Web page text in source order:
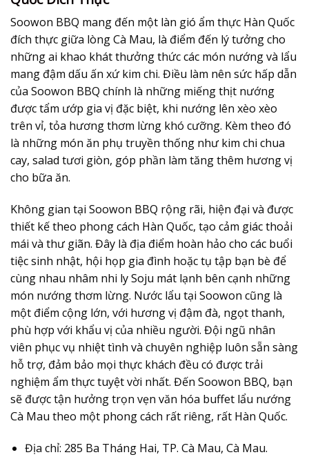
Soowon BBQ mang đến một làn gió ẩm thực Hàn Quốc
đích thực giữa lòng Cà Mau, là điểm đến lý tưởng cho
những ai khao khát thưởng thức các món nướng và lẩu
mang đậm dấu ấn xứ kim chi. Điều làm nên sức hấp dẫn
của Soowon BBQ chính là những miếng thịt nướng
được tẩm ướp gia vị đặc biệt, khi nướng lên xèo xèo
trên vỉ, tỏa hương thơm lừng khó cưỡng. Kèm theo đó
là những món ăn phụ truyền thống như kim chi chua
cay, salad tươi giòn, góp phần làm tăng thêm hương vị
cho bữa ăn.
Không gian tại Soowon BBQ rộng rãi, hiện đại và được
thiết kế theo phong cách Hàn Quốc, tạo cảm giác thoải
mái và thư giãn. Đây là địa điểm hoàn hảo cho các buổi
tiệc sinh nhật, hội họp gia đình hoặc tụ tập bạn bè để
cùng nhau nhâm nhi ly Soju mát lạnh bên cạnh những
món nướng thơm lừng. Nước lẩu tại Soowon cũng là
một điểm cộng lớn, với hương vị đậm đà, ngọt thanh,
phù hợp với khẩu vị của nhiều người. Đội ngũ nhân
viên phục vụ nhiệt tình và chuyên nghiệp luôn sẵn sàng
hỗ trợ, đảm bảo mọi thực khách đều có được trải
nghiệm ẩm thực tuyệt vời nhất. Đến Soowon BBQ, bạn
sẽ được tận hưởng trọn vẹn văn hóa buffet lẩu nướng
Cà Mau theo một phong cách rất riêng, rất Hàn Quốc.
Địa chỉ: 285 Ba Tháng Hai, TP. Cà Mau, Cà Mau.